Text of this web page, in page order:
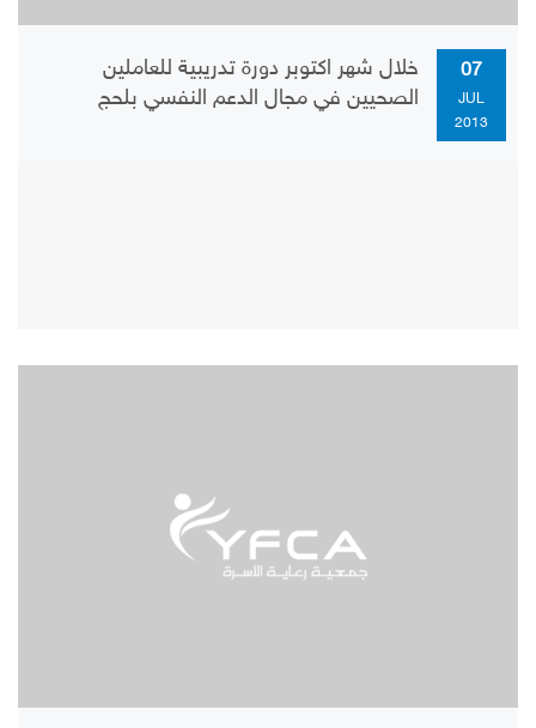
07
JUL
2013
خلال شهر اكتوبر دورة تدريبية للعاملين
الصحيين في مجال الدعم النفسي بلحج